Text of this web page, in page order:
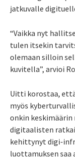
jatkuvalle
“Vaikka nyt
tulen itsekin
olemaan silloin
kuvitella”, arvioi
Uitti korostaa,
myös
onkin
digitaalisten
kehittynyt digi-
luottamuksen saa